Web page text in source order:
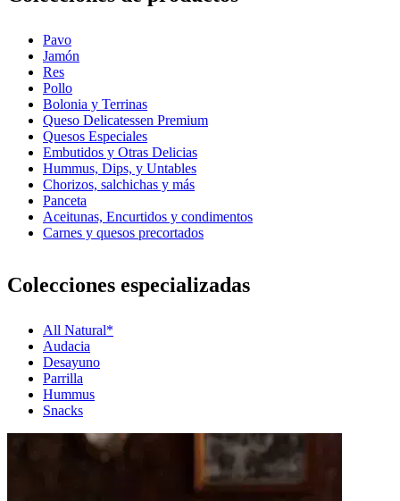
Pavo
Jamón
Res
Pollo
Bolonia y Terrinas
Queso Delicatessen Premium
Quesos Especiales
Embutidos y Otras Delicias
Hummus, Dips, y Untables
Chorizos, salchichas y más
Panceta
Aceitunas, Encurtidos y condimentos
Carnes y quesos precortados
Colecciones especializadas
All Natural*
Audacia
Desayuno
Parrilla
Hummus
Snacks